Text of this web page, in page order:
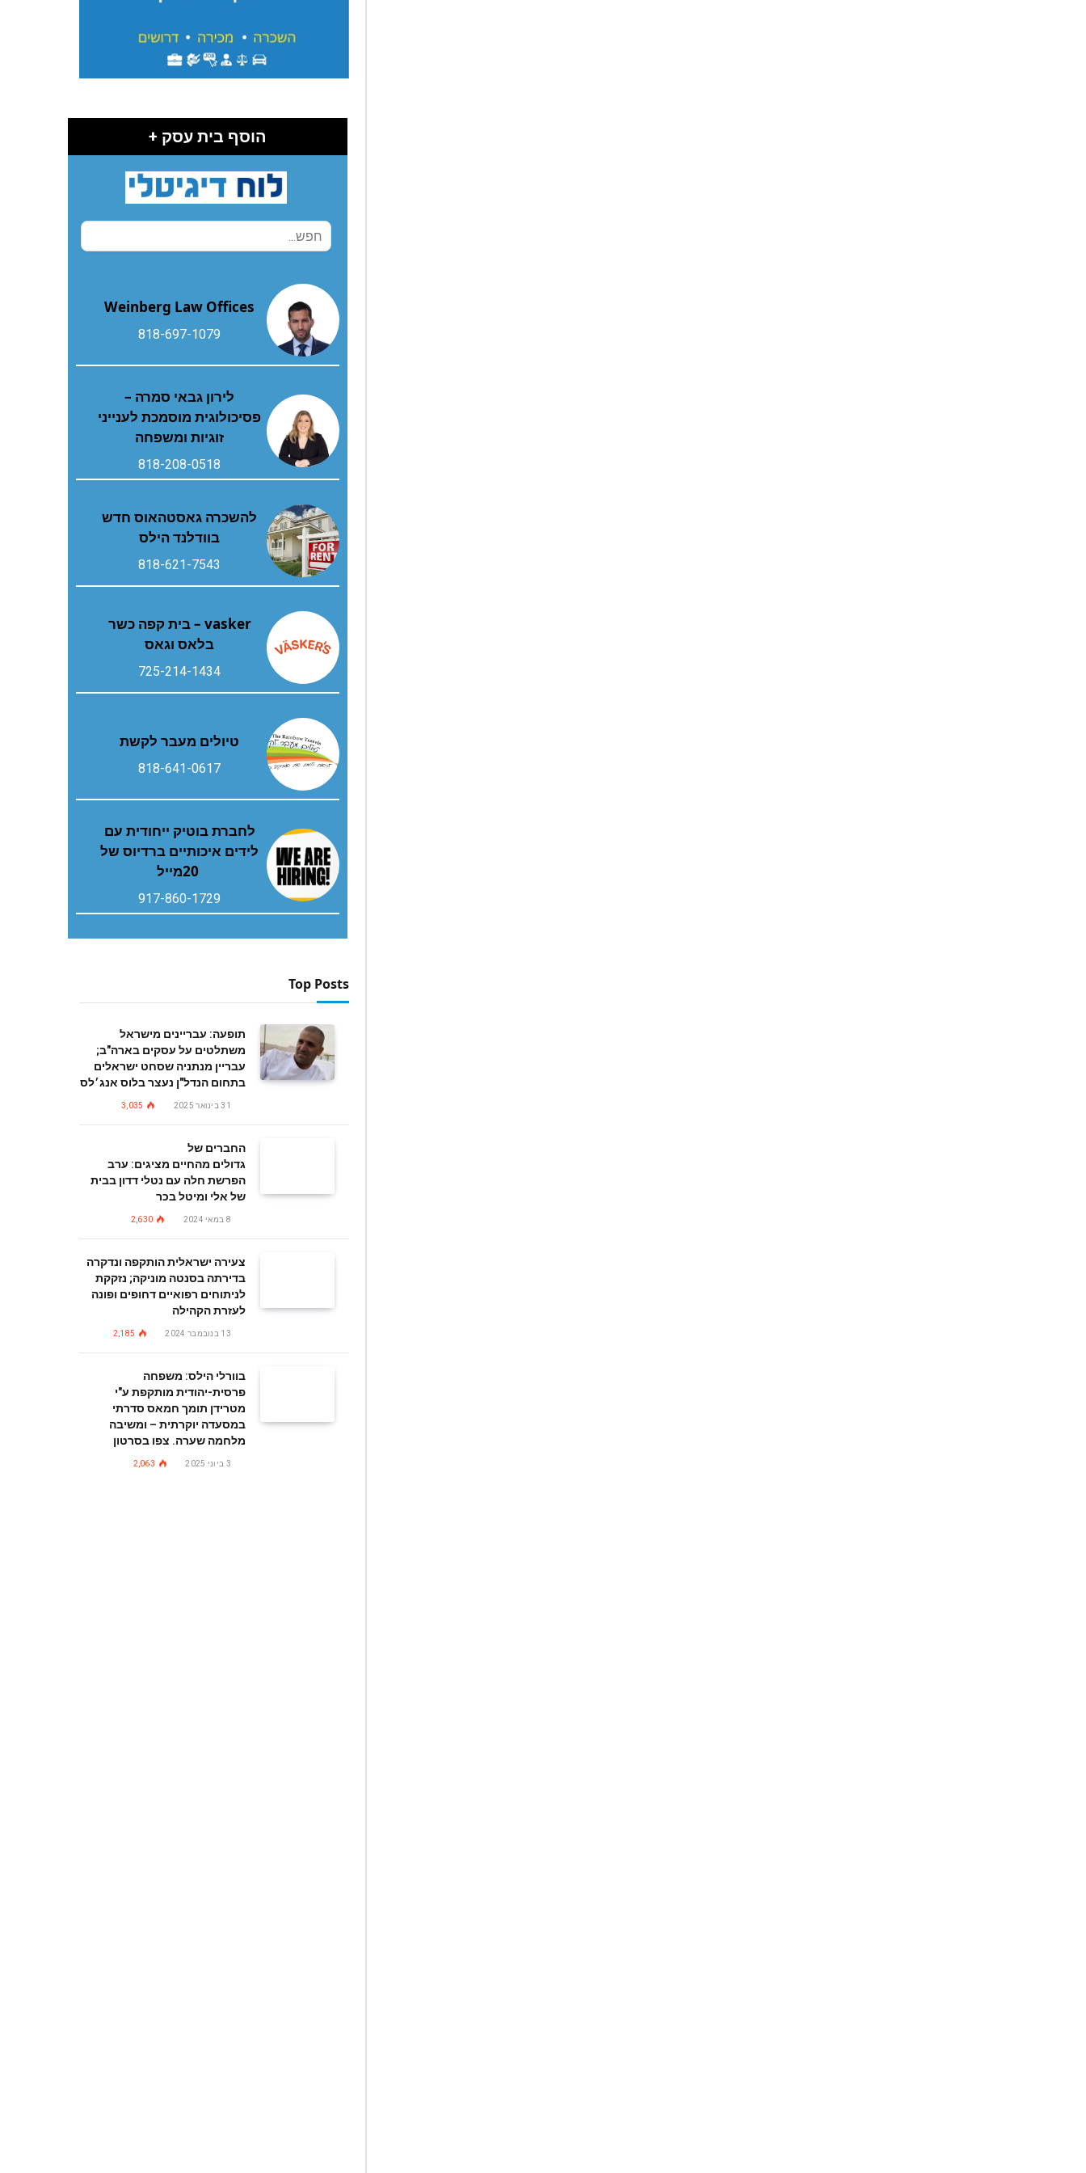
הוסף בית עסק +
Weinberg Law Offices
818-697-1079
לירון גבאי סמרה –
פסיכולוגית מוסמכת לענייני
זוגיות ומשפחה
818-208-0518
להשכרה גאסטהאוס חדש
בוודלנד הילס
818-621-7543
vasker – בית קפה כשר
בלאס וגאס
725-214-1434
טיולים מעבר לקשת
818-641-0617
‬20‭ ‬מייל
917-860-1729
Top Posts
תופעה: עבריינים מישראל
משתלטים על עסקים בארה"ב;
עבריין מנתניה שסחט ישראלים
בתחום הנדל"ן נעצר בלוס אנג׳לס
31 בינואר 2025 3,035
החברים של
גדולים מהחיים מציגים: ערב
הפרשת חלה עם נטלי דדון בבית
של אלי ומיטל בכר
8 במאי 2024 2,630
צעירה ישראלית הותקפה ונדקרה
בדירתה בסנטה מוניקה; נזקקת
לניתוחים רפואיים דחופים ופונה
לעזרת הקהילה
13 בנובמבר 2024 2,185
בוורלי הילס: משפחה
פרסית-יהודית מותקפת ע"י
מטרידן תומך חמאס סדרתי
במסעדה יוקרתית – ומשיבה
מלחמה שערה. צפו בסרטון
3 ביוני 2025 2,063